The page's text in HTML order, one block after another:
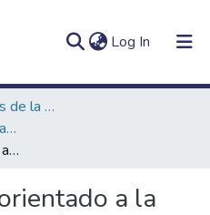
Log In (current)
Facultad de Ciencias de la Educación
Especialización en planificación y gestión estratégica de proyectos educativos
Plan de mejora orientado a la adecuación de las prácticas docentes en el marco de referencia curricular de la provincia de Buenos Aires, en el nivel secundario de la Escuela Nueva Pompeya de la ciudad de Mar del Plata
a la